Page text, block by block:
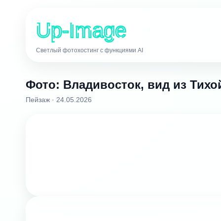
Up-Image
Светлый фотохостинг с функциями AI
Фото: Владивосток, вид из
Пейзаж · 24.05.2026